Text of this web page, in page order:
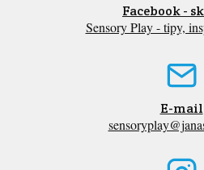
Facebook -
Sensory Play - tipy,
E-mail